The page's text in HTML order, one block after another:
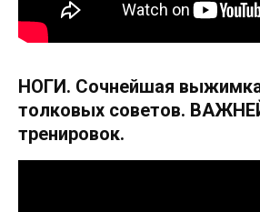
НОГИ. Сочнейшая
толковых советов.
тренировок.